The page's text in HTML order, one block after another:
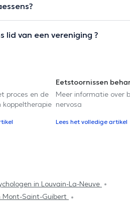
lid van een vereniging ?
proces en de
koppeltherapie
Eetstoornissen
Meer informatie over
nervosa
Lees het volledige artikel
in Louvain-La-Neuve
Mont-Saint-Guibert